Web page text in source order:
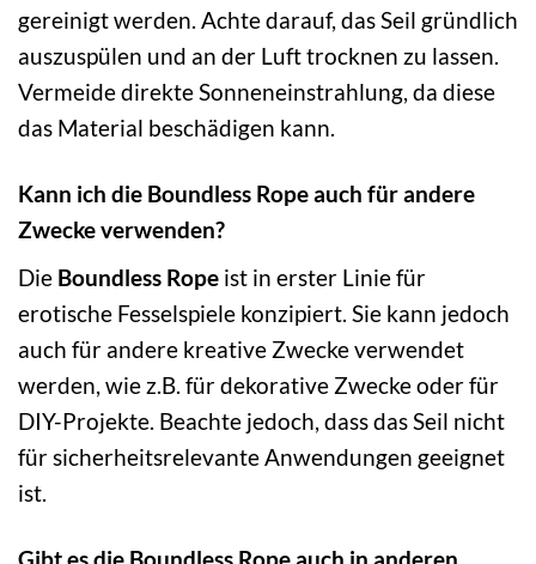
gereinigt werden. Achte darauf, das Seil gründlich
auszuspülen und an der Luft trocknen zu lassen.
Vermeide direkte Sonneneinstrahlung, da diese
das Material beschädigen kann.
Kann ich die Boundless Rope auch für andere
Zwecke verwenden?
Die Boundless Rope ist in erster Linie für
erotische Fesselspiele konzipiert. Sie kann jedoch
auch für andere kreative Zwecke verwendet
werden, wie z.B. für dekorative Zwecke oder für
DIY-Projekte. Beachte jedoch, dass das Seil nicht
für sicherheitsrelevante Anwendungen geeignet
ist.